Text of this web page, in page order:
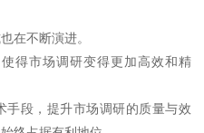
在不断演进。
得市场调研变得更加高效和精
手段，提升市场调研的质量与效